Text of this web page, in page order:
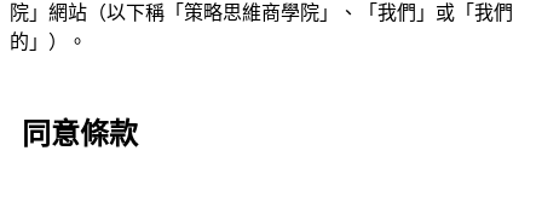
院」網站（以下稱「策略思維商學院」、「我們」或「我們
的」）。
同意條款